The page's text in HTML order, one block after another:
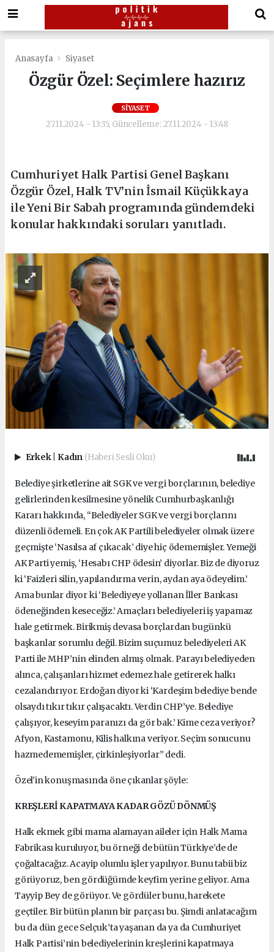
Anasayfa Siyaset
Özgür Özel: Seçimlere hazırız
SIYASET
27.11.2024 - 13:35, Güncelleme: 27.11.2024 - 13:48
Cumhuriyet Halk Partisi Genel Başkanı
Özgür Özel, Halk TV’nin İsmail Küçükkaya
ile Yeni Bir Sabah programında gündemdeki
konular hakkındaki soruları yanıtladı.
Erkek Kadın (Haberi Sesli Oku)
Belediye şirketlerine ait SGK ve vergi borçlarının, belediye
gelirlerinden kesilmesine yönelik Cumhurbaşkanlığı
Kararı hakkında, “Belediyeler SGK ve vergi borçlarını
düzenli ödemeli. En çok AK Partili belediyeler olmak üzere
geçmişte ‘Nasılsa af çıkacak’ diye hiç ödememişler. Yemeği
AK Parti yemiş, ‘Hesabı CHP ödesin’ diyorlar. Biz de diyoruz
ki ‘Faizleri silin, yapılandırma verin, aydan aya ödeyelim.’
Ama bunlar diyor ki ‘Belediyeye yollanan İller Bankası
ödeneğinden keseceğiz.’ Amaçları belediyeleri iş yapamaz
hale getirmek. Birikmiş devasa borçlardan bugünkü
başkanlar sorumlu değil. Bizim suçumuz belediyeleri AK
Parti ile MHP’nin elinden almış olmak. Parayı belediyeden
alınca, çalışanları hizmet edemez hale getirerek halkı
cezalandırıyor. Erdoğan diyor ki ‘Kardeşim belediye bende
olsaydı tıkır tıkır çalışacaktı. Verdin CHP’ye. Belediye
çalışıyor, keseyim paranızı da gör bak.’ Kime ceza veriyor?
Afyon, Kastamonu, Kilis halkına veriyor. Seçim sonucunu
hazmedememişler, çirkinleşiyorlar” dedi.
Özel'in konuşmasında öne çıkanlar şöyle:
KREŞLERİ KAPATMAYA KADAR GÖZÜ DÖNMÜŞ
Halk ekmek gibi mama alamayan aileler için Halk Mama
Fabrikası kuruluyor, bu örneği de bütün Türkiye’de de
çoğaltacağız. Acayip olumlu işler yapılıyor. Bunu tabii biz
görüyoruz, ben gördüğümde keyfim yerine geliyor. Ama
Tayyip Bey de görüyor. Ve gördüler bunu, harekete
geçtiler. Bir bütün planın bir parçası bu. Şimdi anlatacağım
bu da dün gece Selçuk’ta yaşanan da ya da Cumhuriyet
Halk Partisi’nin belediyelerinin kreşlerini kapatmaya